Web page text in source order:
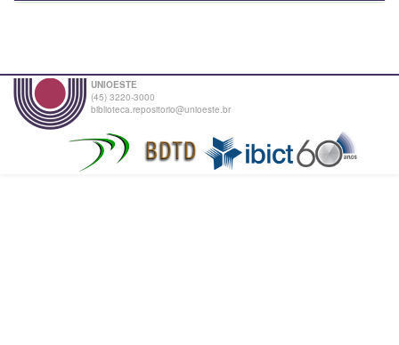
UNIOESTE
(45) 3220-3000
biblioteca.repositorio@unioeste.br